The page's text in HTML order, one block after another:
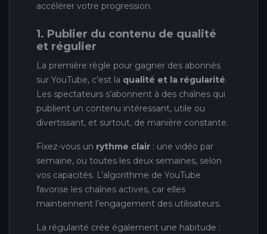
accélérer votre progression.
1. Publier du contenu de qualité
et régulier
La première règle pour gagner des abonnés
sur YouTube, c’est la qualité et la régularité.
Les spectateurs s’abonnent à des chaînes qui
publient un contenu intéressant, utile ou
divertissant, et surtout, de manière constante.
Fixez-vous un rythme clair : une vidéo par
semaine, ou toutes les deux semaines, selon
vos capacités. L’algorithme de YouTube
favorise les chaînes actives, car elles
maintiennent l’engagement des utilisateurs.
La régularité crée également une habitude :